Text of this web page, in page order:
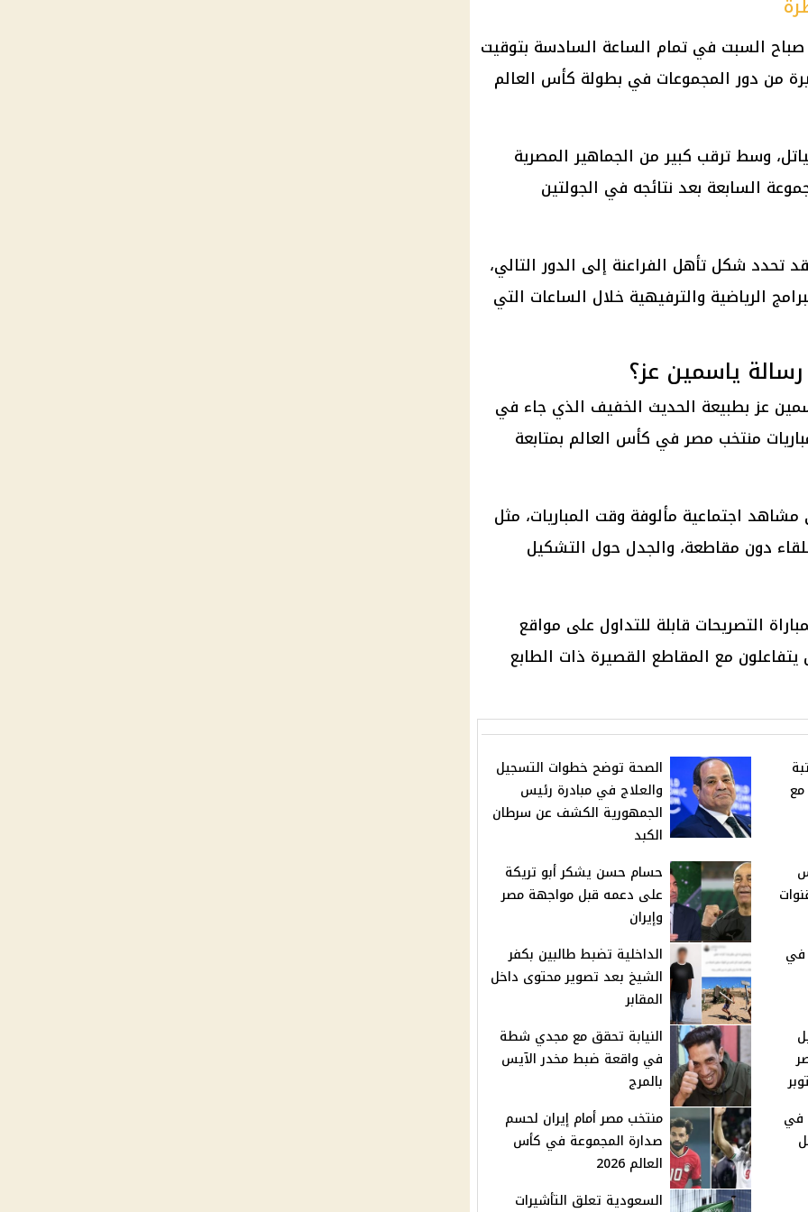
السبت في تمام الساعة السادسة بتوقيت
من دور المجموعات في بطولة كأس العالم
، وسط ترقب كبير من الجماهير المصرية
السابعة بعد نتائجه في الجولتين
تحدد شكل تأهل الفراعنة إلى الدور التالي،
الرياضية والترفيهية خلال الساعات التي
ياسمين عز؟
عز بطبيعة الحديث الخفيف الذي جاء في
منتخب مصرفي كأس العالم بمتابعة
اجتماعية مألوفة وقت المباريات، مثل
دون مقاطعة، والجدل حول التشكيل
التصريحات قابلة للتداول على مواقع
يتفاعلون مع المقاطع القصيرة ذات الطابع
الصحة توضح خطوات التسجيل
والعلاج في مبادرة رئيس
الجمهورية الكشف عن سرطان
الكبد
حسام حسن يشكر أبو تريكة
على دعمه قبل مواجهة مصر
وإيران
في
الداخلية تضبط طالبين بكفر
الشيخ بعد تصوير محتوى داخل
المقابر
النيابة تحقق مع مجدي شطة
في واقعة ضبط مخدر الآيس
بالمرج
في
منتخب مصر أمام إيران لحسم
صدارة المجموعة في كأس
العالم 2026
السعودية تعلق التأشيرات